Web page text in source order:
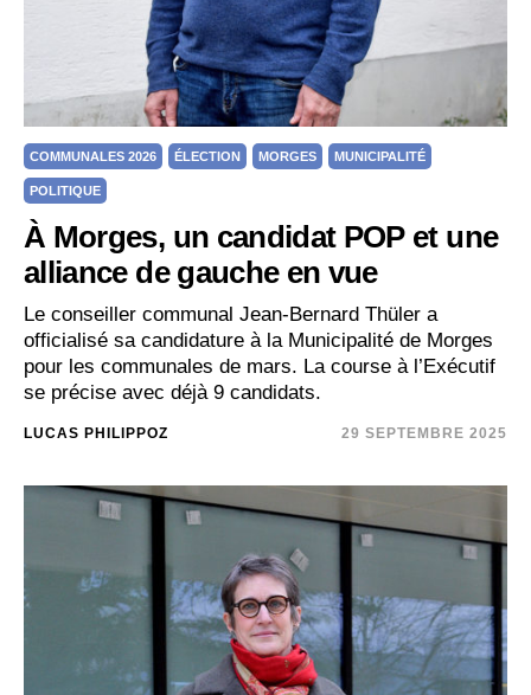
COMMUNALES 2026 ÉLECTION MORGES MUNICIPALITÉ
POLITIQUE
À Morges, un candidat POP et une
alliance de gauche en vue
Le conseiller communal Jean-Bernard Thüler a
officialisé sa candidature à la Municipalité de Morges
pour les communales de mars. La course à l’Exécutif
se précise avec déjà 9 candidats.
LUCAS PHILIPPOZ 29 SEPTEMBRE 2025